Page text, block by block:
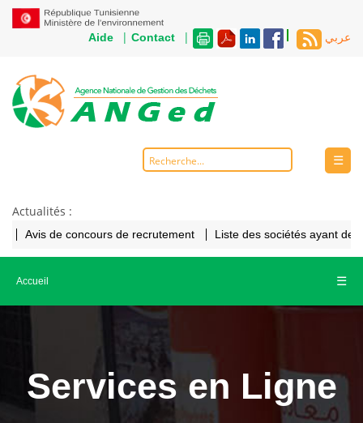
Aide | Contact | عربي
☰
Actualités :
Avis de concours de recrutement Liste des sociétés ayant
Accueil ☰
Services en Ligne